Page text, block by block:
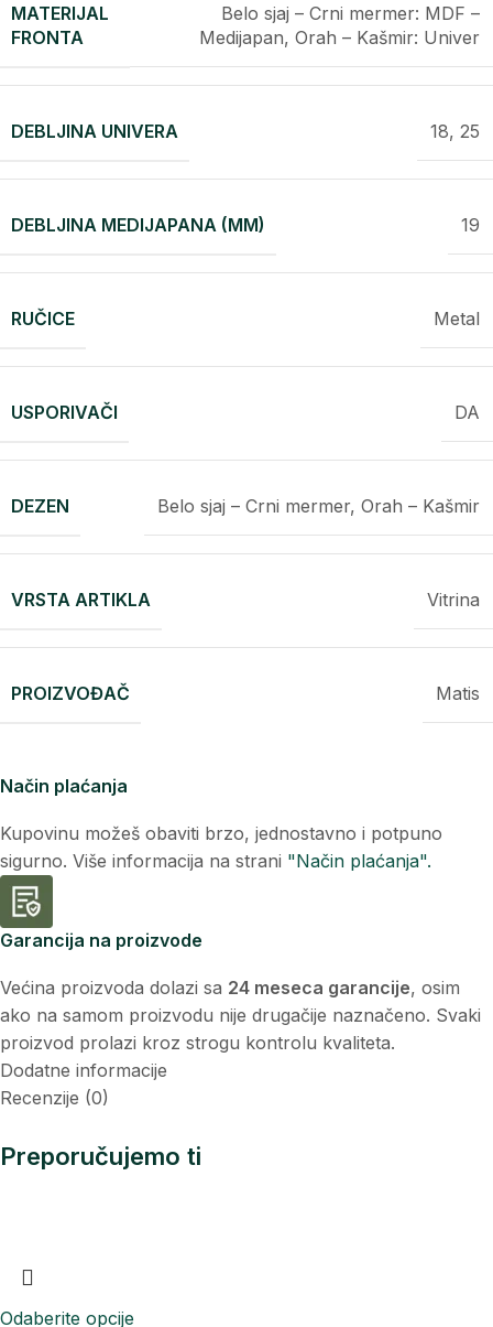
MATERIJAL
FRONTA
Belo sjaj – Crni mermer: MDF –
Medijapan, Orah – Kašmir: Univer
DEBLJINA UNIVERA 18, 25
DEBLJINA MEDIJAPANA (MM) 19
RUČICE Metal
USPORIVAČI DA
DEZEN Belo sjaj – Crni mermer, Orah – Kašmir
VRSTA ARTIKLA Vitrina
PROIZVOĐAČ Matis
Način plaćanja
Kupovinu možeš obaviti brzo, jednostavno i potpuno
sigurno. Više informacija na strani "Način plaćanja".
Garancija na proizvode
Većina proizvoda dolazi sa 24 meseca garancije, osim
ako na samom proizvodu nije drugačije naznačeno. Svaki
proizvod prolazi kroz strogu kontrolu kvaliteta.
Dodatne informacije
Recenzije (0)
Preporučujemo ti
Odaberite opcije